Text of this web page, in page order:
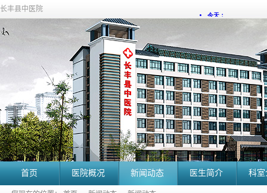
长丰县中医院
首页 医院概况 新闻动态 医生简介 科